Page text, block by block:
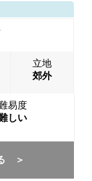
立地
郊外
易度
しい
＞